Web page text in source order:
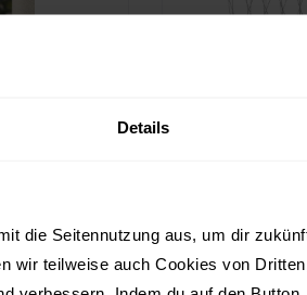
Details
die Seitennutzung aus, um dir
wir teilweise auch Cookies von
zur Abwehr
Katzen
Katzen oder
Katzen oder
UV-beständig11
cm lange